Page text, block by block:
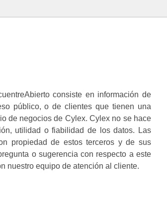
consiste en información de
público, o de clientes que tienen una
de negocios de Cylex. Cylex no se hace
utilidad o fiabilidad de los datos. Las
propiedad de estos terceros y de sus
o sugerencia con respecto a este
nuestro equipo de atención al cliente.